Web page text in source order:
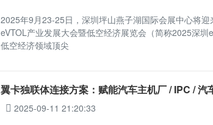
2025年9月23-25日，深圳坪山燕子湖国际会展中心将
eVTOL产业发展大会暨低空经济展览会（简称2025深
低空经济领域顶尖
翼卡独联体连接方案：赋能汽车主机厂 / IPC / 汽
2025-09-11 21:20:33